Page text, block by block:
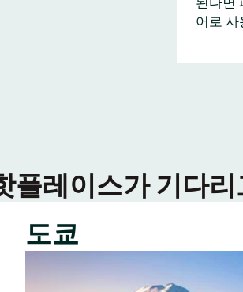
어로
플레이스가 기다
도쿄